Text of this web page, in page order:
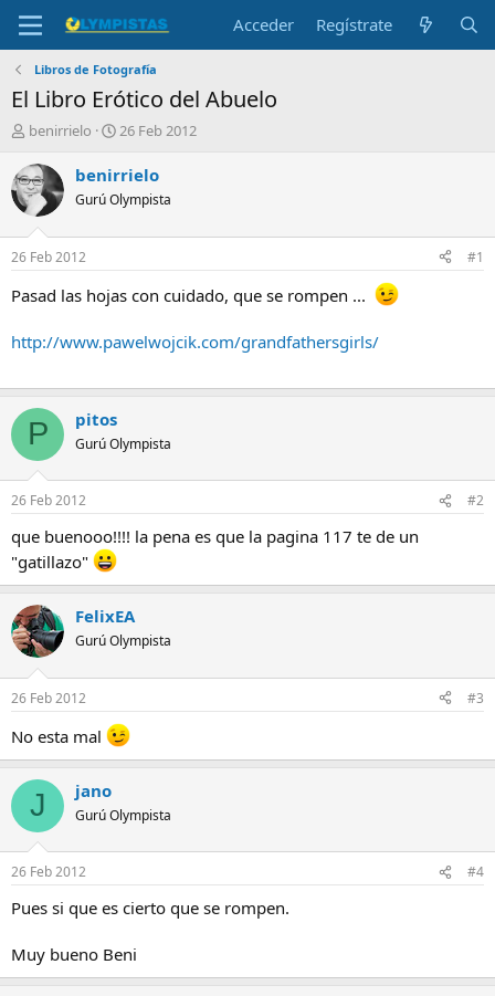
Acceder Regístrate
Libros de Fotografía
El Libro Erótico del Abuelo
I
i
c
i
a
d
o
r
d
l
e
m
a
benirrielo
F
c
h
a
i
n
i
i
26 Feb 2012
benirrielo
Gurú Olympista
26 Feb 2012 #1
Pasad las hojas con cuidado, que se rompen ...
http://www.pawelwojcik.com/grandfathersgirls/
P pitos
Gurú Olympista
26 Feb 2012 #2
que buenooo!!!! la pena es que la pagina 117 te de un
"gatillazo"
FelixEA
Gurú Olympista
26 Feb 2012 #3
No esta mal
J jano
Gurú Olympista
26 Feb 2012 #4
Pues si que es cierto que se rompen.
Muy bueno Beni